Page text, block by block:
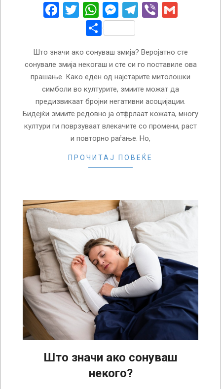
Facebook
Twitter
WhatsApp
Messenger
Telegram
Viber
Share
Што значи ако сонуваш змија? Веројатно сте
сонувале змија некогаш и сте си го поставиле ова
прашање. Како еден од најстарите митолошки
симболи во културите, змиите можат да
предизвикаат бројни негативни асоцијации.
Бидејќи змиите редовно ја отфрлаат кожата, многу
култури ги поврзуваат влекачите со промени, раст
и повторно раѓање. Но,
ПРОЧИТАЈ ПОВЕЌЕ
Што значи ако сонуваш
некого?